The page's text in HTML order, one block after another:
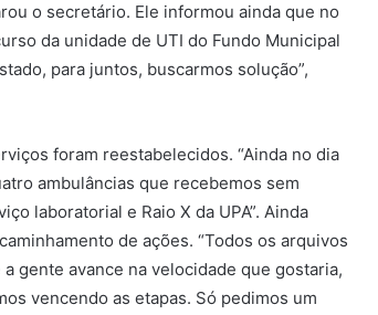
o secretário. Ele informou ainda que no
da unidade de UTI do Fundo Municipal
para juntos, buscarmos solução”,
foram reestabelecidos. “Ainda no dia
ambulâncias que recebemos sem
laboratorial e Raio X da UPA”. Ainda
de ações. “Todos os arquivos
gente avance na velocidade que gostaria,
vencendo as etapas. Só pedimos um